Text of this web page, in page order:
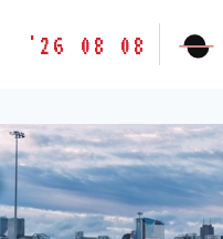
胶
味
道
LETSFILM
'26 08 08